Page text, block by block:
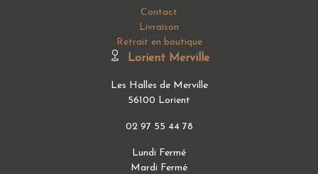
Contact
Livraison
Retrait en boutique
Lorient Merville
Les Halles de Merville
56100 Lorient
02 97 55 44 78
Lundi Fermé
Mardi Fermé